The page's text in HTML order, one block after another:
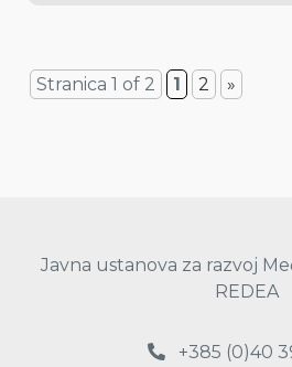
Stranica 1 of 2 1 2 »
Javna ustanova za razvoj
REDEA
+385 (0)40